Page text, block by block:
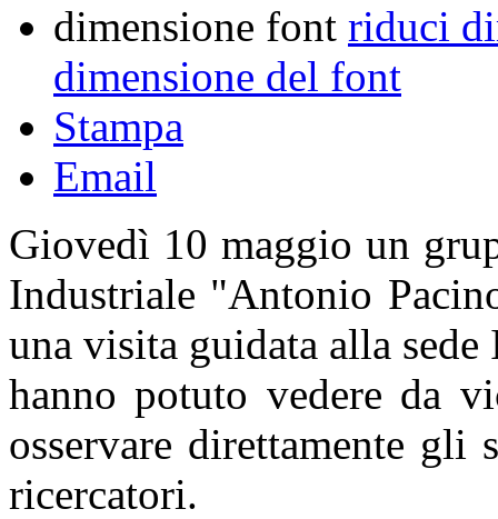
dimensione font riduci
dimensione del font
Stampa
Email
Giovedì 10 maggio un
Industriale "Antonio
una visita guidata alla
hanno potuto vedere da
osservare direttamente
ricercatori.